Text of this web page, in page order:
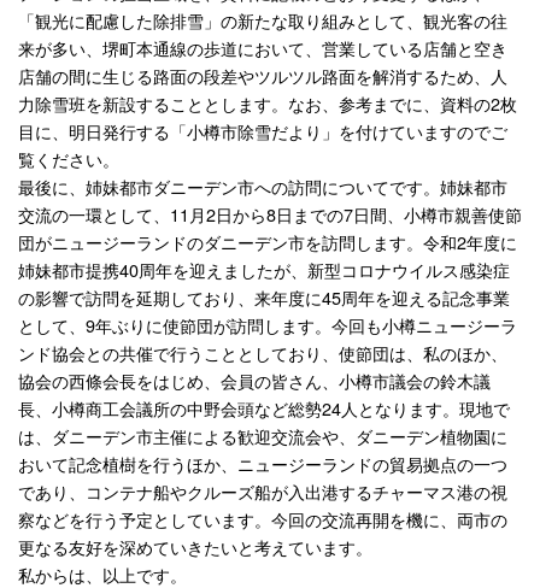
「観光に配慮した除排雪」の新たな取り組みとして、観光客の往
来が多い、堺町本通線の歩道において、営業している店舗と空き
店舗の間に生じる路面の段差やツルツル路面を解消するため、人
力除雪班を新設することとします。なお、参考までに、資料の2枚
目に、明日発行する「小樽市除雪だより」を付けていますのでご
覧ください。
最後に、姉妹都市ダニーデン市への訪問についてです。姉妹都市
交流の一環として、11月2日から8日までの7日間、小樽市親善使節
団がニュージーランドのダニーデン市を訪問します。令和2年度に
姉妹都市提携40周年を迎えましたが、新型コロナウイルス感染症
の影響で訪問を延期しており、来年度に45周年を迎える記念事業
として、9年ぶりに使節団が訪問します。今回も小樽ニュージーラ
ンド協会との共催で行うこととしており、使節団は、私のほか、
協会の西條会長をはじめ、会員の皆さん、小樽市議会の鈴木議
長、小樽商工会議所の中野会頭など総勢24人となります。現地で
は、ダニーデン市主催による歓迎交流会や、ダニーデン植物園に
おいて記念植樹を行うほか、ニュージーランドの貿易拠点の一つ
であり、コンテナ船やクルーズ船が入出港するチャーマス港の視
察などを行う予定としています。今回の交流再開を機に、両市の
更なる友好を深めていきたいと考えています。
私からは、以上です。